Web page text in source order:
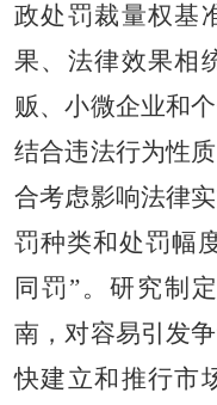
政处罚裁量权基
果、法律效果相
贩、小微企业和
结合违法行为性
合考虑影响法律
罚种类和处罚幅
同罚”。研究制
南，对容易引发
快建立和推行市